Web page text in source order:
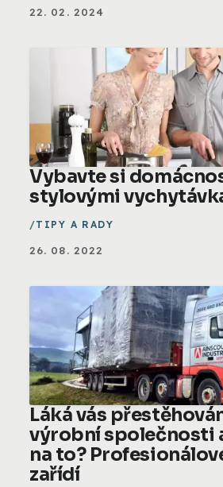
22. 02. 2024
Vybavte si
stylovými
TIPY A RADY
26. 08. 2022
Láká vás
výrobní společnosti
na to?
zařídí